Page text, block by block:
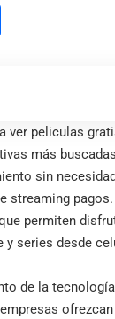
ver peliculas
más
sin
streaming
permiten
y series desde
de la